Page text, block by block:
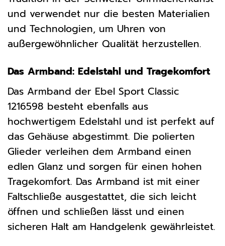
und verwendet nur die besten Materialien
und Technologien, um Uhren von
außergewöhnlicher Qualität herzustellen.
Das Armband: Edelstahl und Tragekomfort
Das Armband der Ebel Sport Classic
1216598 besteht ebenfalls aus
hochwertigem Edelstahl und ist perfekt auf
das Gehäuse abgestimmt. Die polierten
Glieder verleihen dem Armband einen
edlen Glanz und sorgen für einen hohen
Tragekomfort. Das Armband ist mit einer
Faltschließe ausgestattet, die sich leicht
öffnen und schließen lässt und einen
sicheren Halt am Handgelenk gewährleistet.